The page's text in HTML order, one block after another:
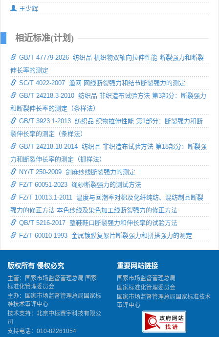
王少辉
相近标准(计划)
GB/T 47779-2026 纺织品 机织物双轴向拉伸性能 断裂强力和断裂
伸长率的测定
SC/T 4022-2007 渔网 网线断裂强力和结节断裂强力的测定
GB/T 24218.3-2010 纺织品 非织造布试验方法 第3部分：断裂强力
和断裂伸长率的测定（条样法）
GB/T 3923.1-2013 纺织品 织物拉伸性能 第1部分：断裂强力和断
裂伸长率的测定（条样法）
GB/T 24218.18-2014 纺织品 非织造布试验方法 第18部分：断裂强
力和断裂伸长率的测定（抓样法）
NY/T 250-2009 剑麻纱线断裂强力的测定
FZ/T 60051-2023 绳纱断裂强力的测试方法
FZ/T 10013.1-2011 温度与回潮率对棉及化纤纯纺、混纺制品断裂
强力的修正方法 本色纱线及染色加工线断裂强力的修正方法
QB/T 5216-2017 整鞋鞋口断裂强力和伸长率的试验方法
FZ/T 60010-1993 金属镀膜复絮片断裂强力和拼搭强力的测定
版权所有 侵权必究
主管：国家市场监督管理总局 国家
标准化管理委员会
主办：国家市场监督管理总局国家标
准技术审评中心
技术支持：北京中标赛宇科技有限公
司
支持电话：010-82261054
重要网站链接
国家市场监督管理总局
国家标准化管理委员会
国家市场监督管理总局国家标准技术
审评中心